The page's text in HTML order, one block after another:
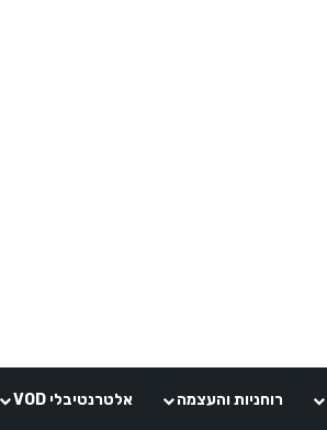
רוחניות והעצמה אלטרנטיבלי VOD